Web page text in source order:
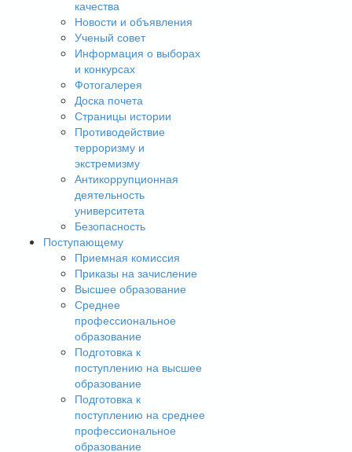
качества
Новости и объявления
Ученый совет
Информация о выборах
и конкурсах
Фотогалерея
Доска почета
Страницы истории
Противодействие
терроризму и
экстремизму
Антикоррупционная
деятельность
университета
Безопасность
Поступающему
Приемная комиссия
Приказы на зачисление
Высшее образование
Среднее
профессиональное
образование
Подготовка к
поступлению на высшее
образование
Подготовка к
поступлению на среднее
профессиональное
образование